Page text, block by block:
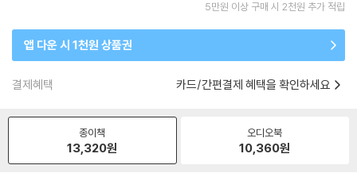
5만원 이상 구매 시 2천원 추가 적립
앱 다운 시 1천원 상품권
결제혜택 카드/간편결제 혜택을 확인하세요
종이책
13,320원
오디오북
10,360원